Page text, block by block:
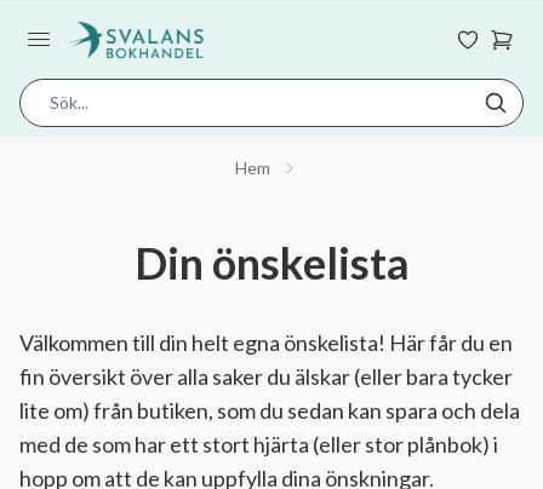
Hem
Din önskelista
Välkommen till din helt egna önskelista! Här får du en
fin översikt över alla saker du älskar (eller bara tycker
lite om) från butiken, som du sedan kan spara och dela
med de som har ett stort hjärta (eller stor plånbok) i
hopp om att de kan uppfylla dina önskningar.